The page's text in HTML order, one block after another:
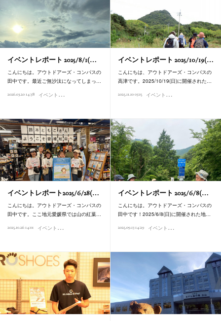
イベントレポート 2025/8/1(…
こんにちは。アウトドアーズ・コンパスの
田中です。最近ご無沙汰になってしまっ…
2026.03.20 14:38 イ
ベントレポート
イベントレポート 2025/10/19(…
こんにちは、アウトドアーズ・コンパスの
高津です。2025/10/19(日)に開催された…
2025.11.10 03:15 イ
ベントレポート
イベントレポート2025/6/28(…
こんにちは。アウトドアーズ・コンパスの
田中です。ここ地元愛媛県では山の紅葉…
2025.10.26 14:01 イ
ベントレポート
イベントレポート 2025/6/8(…
こんにちは。アウトドアーズ・コンパスの
田中です！2025/6/8(日)に開催された地…
2025.09.13 14:29 イ
ベントレポート